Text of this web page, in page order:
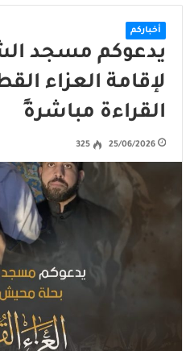
أخباركم
يدعوكم مسجد
لإقامة العزاء
القراءة مباشرةً
25/06/2026
325